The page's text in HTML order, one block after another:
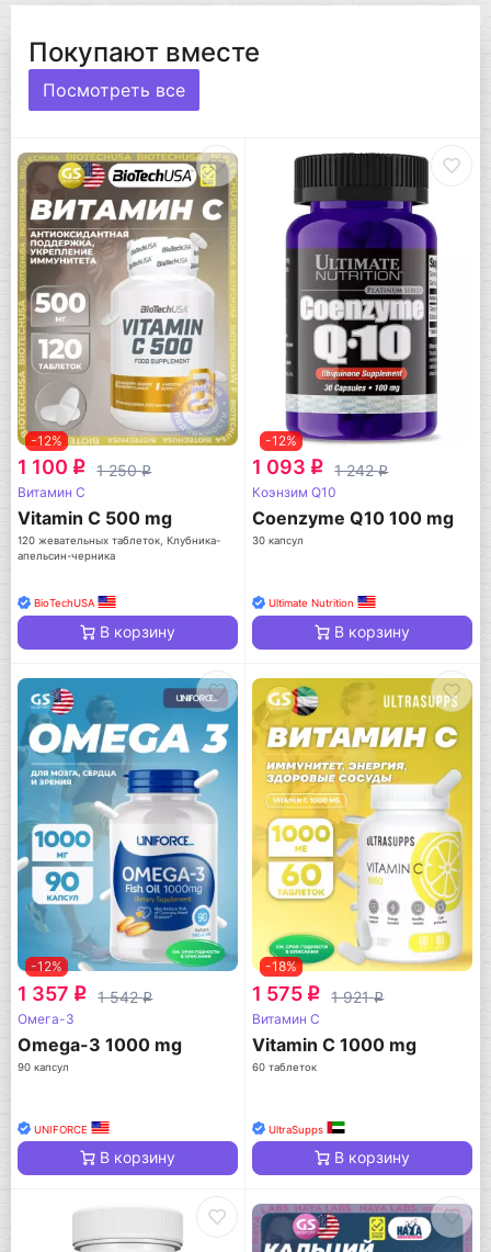
Покупают вместе
Посмотреть все
-12%
1 100 q 1 250q
Витамин C
Vitamin C 500 mg
120 жевательных таблеток, Клубника-
апельсин-черника
BioTechUSA
В корзину
-12%
1 093 q 1 242q
Коэнзим Q10
Coenzyme Q10 100 mg
30 капсул
Ultimate Nutrition
В корзину
-12%
1 357 q 1 542q
Омега-3
Omega-3 1000 mg
90 капсул
UNIFORCE
В корзину
-18%
1 575 q 1 921q
Витамин C
Vitamin C 1000 mg
60 таблеток
UltraSupps
В корзину